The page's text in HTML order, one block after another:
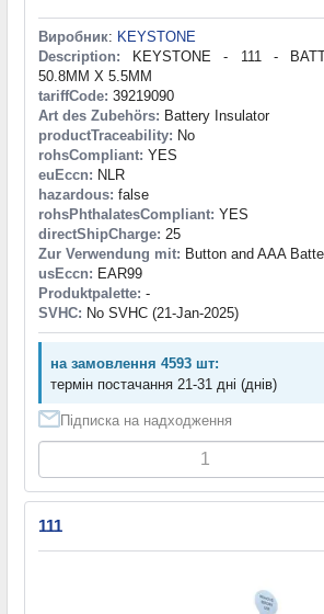
Виробник: KEYSTONE
Description: KEYSTONE - 111 -
50.8MM X 5.5MM
tariffCode: 39219090
Art des Zubehörs: Battery Insulator
productTraceability: No
rohsCompliant: YES
euEccn: NLR
hazardous: false
rohsPhthalatesCompliant: YES
directShipCharge: 25
Zur Verwendung mit: Button and AAA
usEccn: EAR99
Produktpalette: -
SVHC: No SVHC (21-Jan-2025)
на замовлення 4593 шт:
термін постачання 21-31 дні (днів)
Підписка на надходження
111